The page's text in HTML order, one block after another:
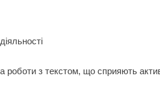
роботи з текстом, що сприяють